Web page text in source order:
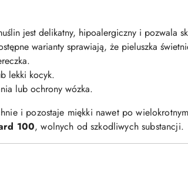
jest delikatny, hipoalergiczny i pozwala
warianty sprawiają, że pieluszka
lekki kocyk.
lub ochrony wózka.
i pozostaje miękki nawet po
100, wolnych od szkodliwych substancji.